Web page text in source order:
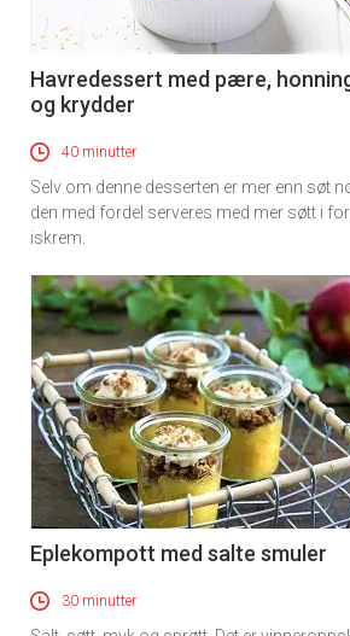
Havredessert med pære,
og krydder
40 minutter
Selv om denne desserten er mer enn søt
den med fordel serveres med mer søtt i
iskrem.
Eplekompott med salte smuler
30 minutter